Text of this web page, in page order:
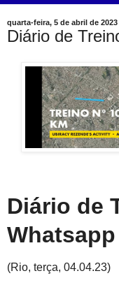
quarta-feira, 5 de abril de 2023
Diário de
Diário de
Whatsapp
(Rio, terça, 04.04.23)